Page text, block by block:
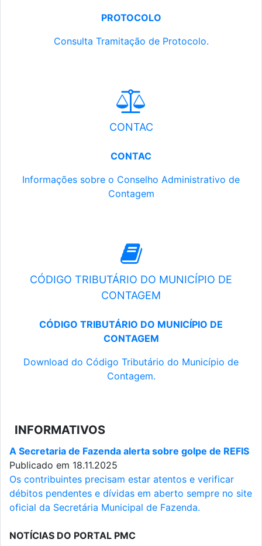
PROTOCOLO
Consulta Tramitação de Protocolo.
CONTAC
CONTAC
Informações sobre o Conselho Administrativo de
Contagem
CÓDIGO TRIBUTÁRIO DO MUNICÍPIO DE
CONTAGEM
CÓDIGO TRIBUTÁRIO DO MUNICÍPIO DE
CONTAGEM
Download do Código Tributário do Município de
Contagem.
INFORMATIVOS
A Secretaria de Fazenda alerta sobre golpe de REFIS
Publicado em 18.11.2025
Os contribuintes precisam estar atentos e verificar
débitos pendentes e dívidas em aberto sempre no site
oficial da Secretária Municipal de Fazenda.
NOTÍCIAS DO PORTAL PMC